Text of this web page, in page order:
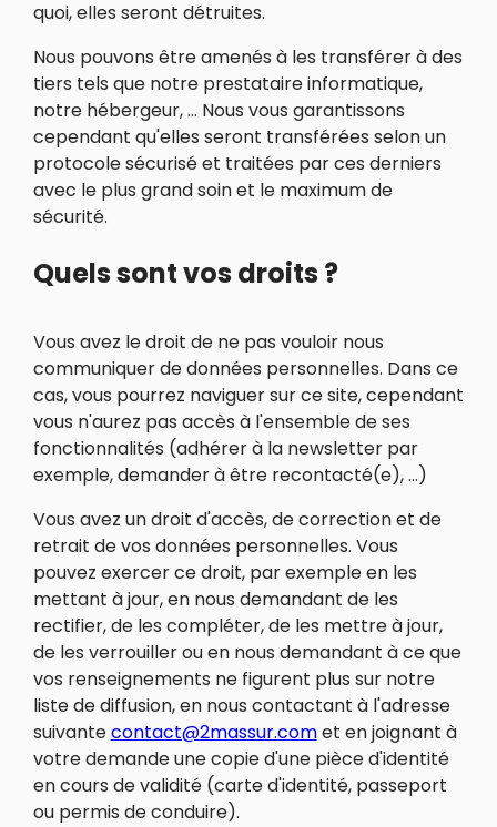
quoi, elles seront détruites.
Nous pouvons être amenés à les transférer à des
tiers tels que notre prestataire informatique,
notre hébergeur, … Nous vous garantissons
cependant qu'elles seront transférées selon un
protocole sécurisé et traitées par ces derniers
avec le plus grand soin et le maximum de
sécurité.
Quels sont vos droits ?
Vous avez le droit de ne pas vouloir nous
communiquer de données personnelles. Dans ce
cas, vous pourrez naviguer sur ce site, cependant
vous n'aurez pas accès à l'ensemble de ses
fonctionnalités (adhérer à la newsletter par
exemple, demander à être recontacté(e), …)
Vous avez un droit d'accès, de correction et de
retrait de vos données personnelles. Vous
pouvez exercer ce droit, par exemple en les
mettant à jour, en nous demandant de les
rectifier, de les compléter, de les mettre à jour,
de les verrouiller ou en nous demandant à ce que
vos renseignements ne figurent plus sur notre
liste de diffusion, en nous contactant à l'adresse
suivantecontact@2massur.comet en joignant à
votre demande une copie d'une pièce d'identité
en cours de validité (carte d'identité, passeport
ou permis de conduire).